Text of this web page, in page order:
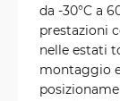
da -30°C a
prestazioni
nelle estati
montaggio